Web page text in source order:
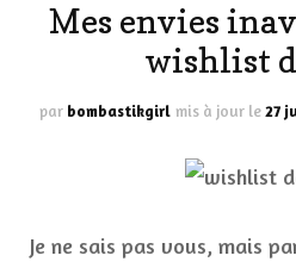
Mes envies
wishlist
par bombastikgirl mis à jour le27
Je ne sais pas vous, mais